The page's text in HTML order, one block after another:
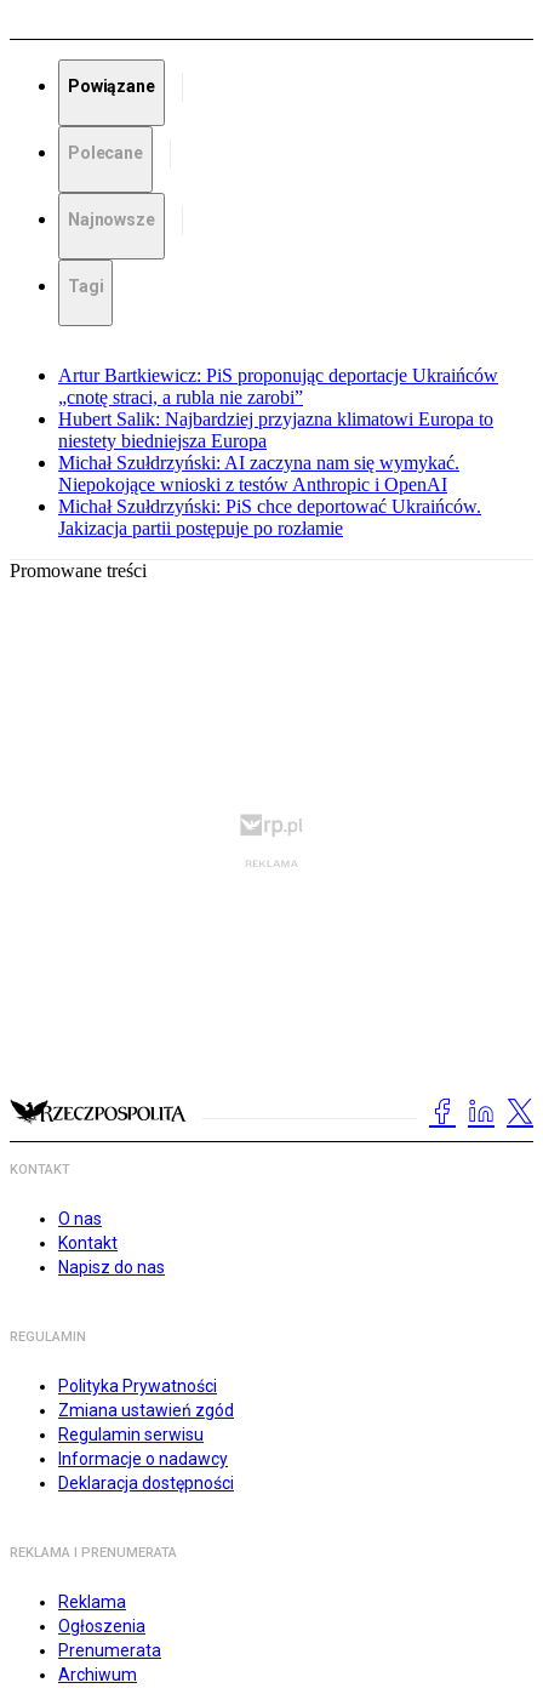
Powiązane
Polecane
Najnowsze
Tagi
Artur Bartkiewicz: PiS proponując deportacje Ukraińców
„cnotę straci, a rubla nie zarobi”
Hubert Salik: Najbardziej przyjazna klimatowi Europa to
niestety biedniejsza Europa
Michał Szułdrzyński: AI zaczyna nam się wymykać.
Niepokojące wnioski z testów Anthropic i OpenAI
Michał Szułdrzyński: PiS chce deportować Ukraińców.
Jakizacja partii postępuje po rozłamie
Promowane treści
KONTAKT
O nas
Kontakt
Napisz do nas
REGULAMIN
Polityka Prywatności
Zmiana ustawień zgód
Regulamin serwisu
Informacje o nadawcy
Deklaracja dostępności
REKLAMA I PRENUMERATA
Reklama
Ogłoszenia
Prenumerata
Archiwum